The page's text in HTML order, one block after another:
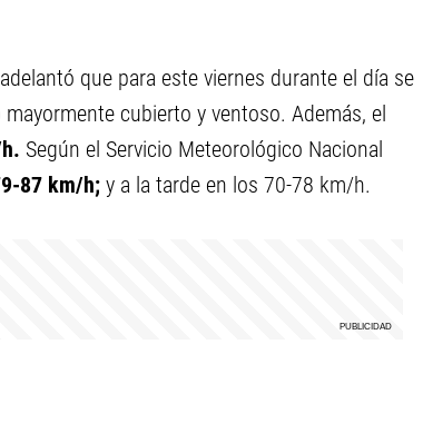
que para este viernes durante el día se
cubierto y ventoso. Además, el
Según el Servicio Meteorológico Nacional
87 km/h; y a la tarde en los 70-78 km/h.